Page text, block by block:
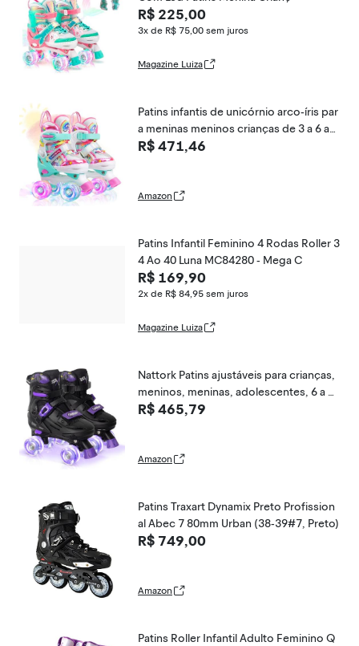
R$ 225,00
3x de R$ 75,00 sem juros
Magazine Luiza
Patins infantis de unicórnio arco-íris par
a meninas meninos crianças de 3 a 6 an
os, sapatos ajustáveis 4-Pejiijar com ro
R$ 471,46
Amazon
Patins Infantil Feminino 4 Rodas Roller 3
4 Ao 40 Luna MC84280 - Mega C
R$ 169,90
2x de R$ 84,95 sem juros
Magazine Luiza
Nattork Patins ajustáveis para crianças,
meninos, meninas, adolescentes, 6 a 1
2, 8, 9 e 10 anos, ideia de presente lega
R$ 465,79
Amazon
Patins Traxart Dynamix Preto Profission
al Abec 7 80mm Urban (38-39#7, Preto)
R$ 749,00
Amazon
Patins Roller Infantil Adulto Feminino Q